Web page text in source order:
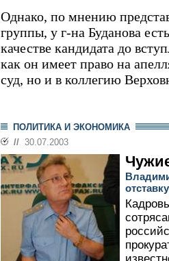
Однако, по мнению
группы, у г-на Буданова
качестве кандидата до
как он имеет право на
суд, но и в коллегию
ПОЛИТИКА И ЭКОНОМИКА
// 30.07.2003